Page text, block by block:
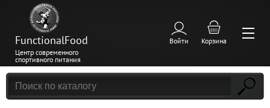
FunctionalFood
Центр современного
спортивного питания
Войти Корзина